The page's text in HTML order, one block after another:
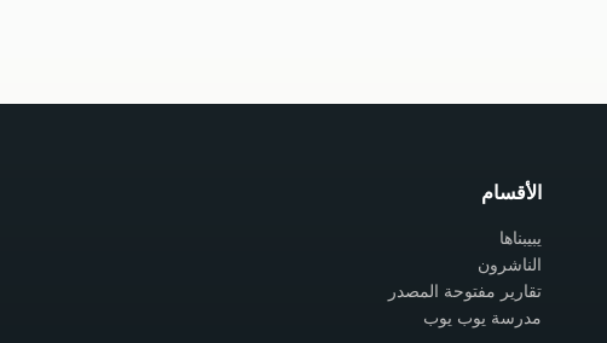
الأقسام
يبيبناها
الناشرون
تقارير مفتوحة المصدر
مدرسة يوب يوب